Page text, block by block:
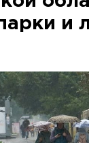
и